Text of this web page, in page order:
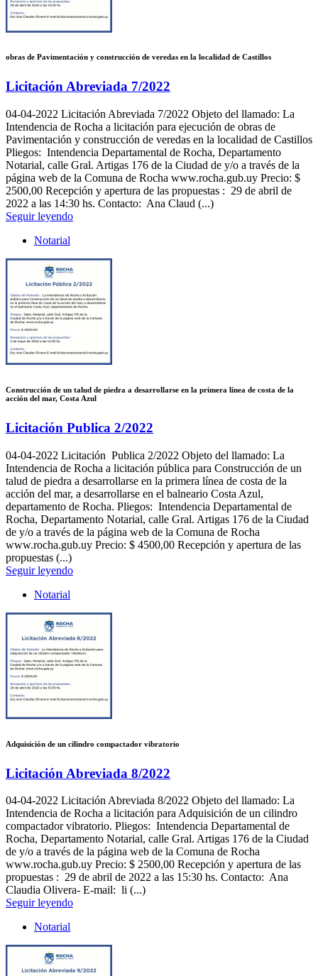
obras de Pavimentación y construcción de veredas en la localidad de Castillos
Licitación Abreviada 7/2022
04-04-2022 Licitación Abreviada 7/2022 Objeto del llamado: La
Intendencia de Rocha a licitación para ejecución de obras de
Pavimentación y construcción de veredas en la localidad de Castillos
Pliegos: Intendencia Departamental de Rocha, Departamento
Notarial, calle Gral. Artigas 176 de la Ciudad de y/o a través de la
página web de la Comuna de Rocha www.rocha.gub.uy Precio: $
2500,00 Recepción y apertura de las propuestas : 29 de abril de
2022 a las 14:30 hs. Contacto: Ana Claud (...)
Seguir leyendo
Notarial
Construcción de un talud de piedra a desarrollarse en la primera línea de costa de la
acción del mar, Costa Azul
Licitación Publica 2/2022
04-04-2022 Licitación Publica 2/2022 Objeto del llamado: La
Intendencia de Rocha a licitación pública para Construcción de un
talud de piedra a desarrollarse en la primera línea de costa de la
acción del mar, a desarrollarse en el balneario Costa Azul,
departamento de Rocha. Pliegos: Intendencia Departamental de
Rocha, Departamento Notarial, calle Gral. Artigas 176 de la Ciudad
de y/o a través de la página web de la Comuna de Rocha
www.rocha.gub.uy Precio: $ 4500,00 Recepción y apertura de las
propuestas (...)
Seguir leyendo
Notarial
Adquisición de un cilindro compactador vibratorio
Licitación Abreviada 8/2022
04-04-2022 Licitación Abreviada 8/2022 Objeto del llamado: La
Intendencia de Rocha a licitación para Adquisición de un cilindro
compactador vibratorio. Pliegos: Intendencia Departamental de
Rocha, Departamento Notarial, calle Gral. Artigas 176 de la Ciudad
de y/o a través de la página web de la Comuna de Rocha
www.rocha.gub.uy Precio: $ 2500,00 Recepción y apertura de las
propuestas : 29 de abril de 2022 a las 15:30 hs. Contacto: Ana
Claudia Olivera- E-mail: li (...)
Seguir leyendo
Notarial